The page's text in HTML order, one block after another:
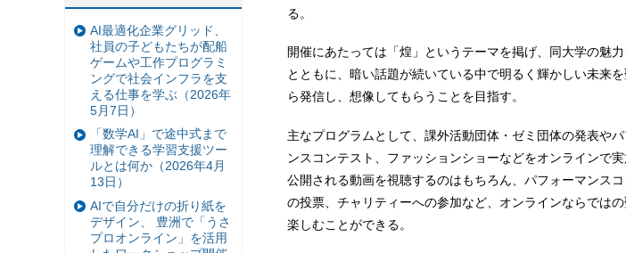
る。
開催にあたっては「煌」というテーマを掲げ、同大学の魅
とともに、暗い話題が続いている中で明るく輝かしい未来
ら発信し、想像してもらうことを目指す。
主なプログラムとして、課外活動団体・ゼミ団体の発表や
ンスコンテスト、ファッションショーなどをオンラインで実
公開される動画を視聴するのはもちろん、パフォーマンスコ
の投票、チャリティーへの参加など、オンラインならでは
楽しむことができる。
AI最適化企業グリッド、
社員の子どもたちが配船
ゲームや工作プログラミ
ングで社会インフラを支
える仕事を学ぶ（2026年
5月7日）
「数学AI」で途中式まで
理解できる学習支援ツー
ルとは何か（2026年4月
13日）
AIで自分だけの折り紙を
デザイン、 豊洲で「うさ
プロオンライン」を活用